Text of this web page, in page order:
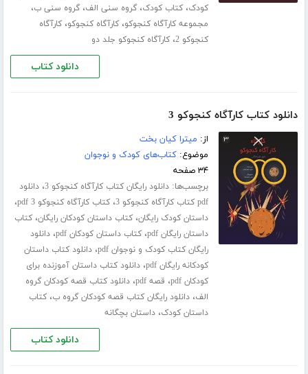
کودک،کتاب کودک،گروه سنی الف،گروه سنی ب،
مجموعه کارآگاه کنجوکو،کارآگاه کنجوکو،کارآگاه
کنجوکو 2 ،کارآگاه کنجوکو جلد دو
دانلود کتاب
دانلود کتاب کارآگاه کنجوکو 3
از: میترا کیان بخت
موضوع:کتاب‌های کودک و نوجوان
۳۴ صفحه
برچسب‌ها:دانلود رایگان کتاب کارآگاه کنجوکو 3 ،دانلود
pdf کتاب کارآگاه کنجوکو 3
،کتاب کارآگاه کنجوکو 3 pdf ،
داستان کودک رایگان،کتاب داستان کودکان رایگان،کتاب
داستان رایگان pdf
،کتاب داستان کودکان pdf ،دانلود
رایگان کتاب کودک و نوجوان pdf
،دانلود کتاب داستان
کودکانه رایگان pdf
،دانلود کتاب داستان آموزنده برای
کودکان pdf
، قصه pdf ،دانلود کتاب قصه کودکان گروه
الف،دانلود رایگان کتاب قصه کودکان گروه ب،کتاب
داستان کودک،داستان بچگانه
دانلود کتاب